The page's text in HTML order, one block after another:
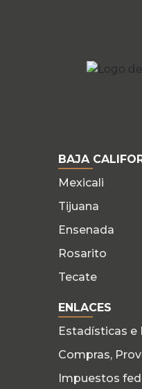
BAJA
Mexicali
Tijuana
Ensenada
Rosarito
Tecate
ENLACES
Estadísticas e
Compras,
Impuestos